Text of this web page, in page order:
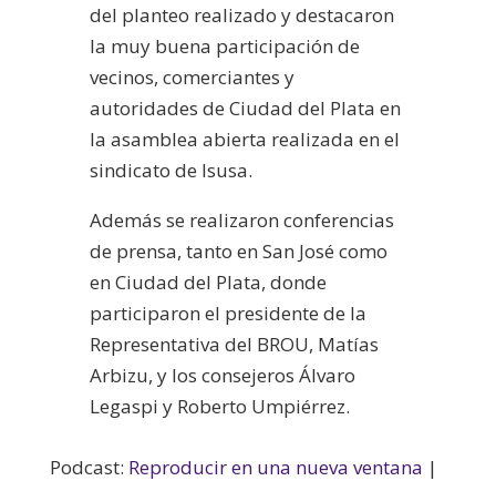
del planteo realizado y destacaron
la muy buena participación de
vecinos, comerciantes y
autoridades de Ciudad del Plata en
la asamblea abierta realizada en el
sindicato de Isusa.
Además se realizaron conferencias
de prensa, tanto en San José como
en Ciudad del Plata, donde
participaron el presidente de la
Representativa del BROU, Matías
Arbizu, y los consejeros Álvaro
Legaspi y Roberto Umpiérrez.
Podcast: Reproducir en una nueva ventana |